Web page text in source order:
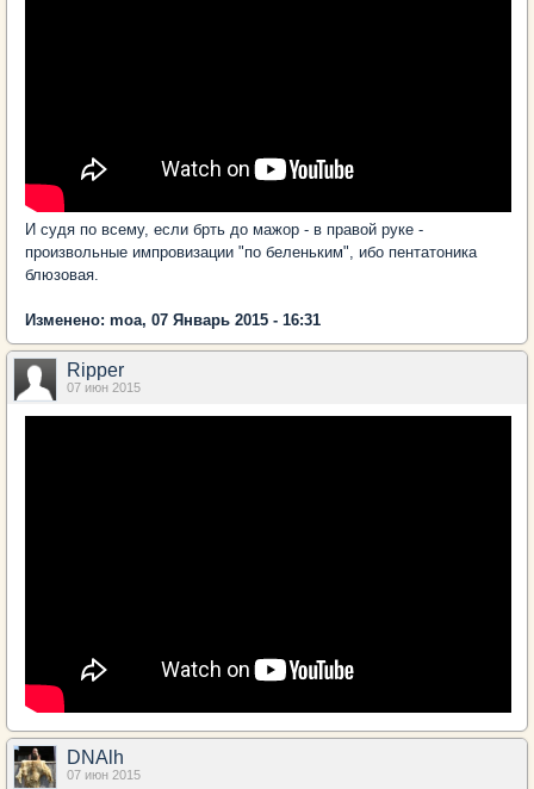
И судя по всему, если брть до мажор - в правой руке -
произвольные импровизации "по беленьким", ибо пентатоника
блюзовая.
Изменено: moa, 07 Январь 2015 - 16:31
Ripper
07 июн 2015
DNAlh
07 июн 2015